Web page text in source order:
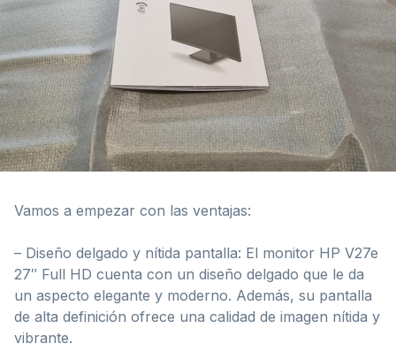
Vamos a empezar con las ventajas:
– Diseño delgado y nítida pantalla: El monitor HP V27e
27″ Full HD cuenta con un diseño delgado que le da
un aspecto elegante y moderno. Además, su pantalla
de alta definición ofrece una calidad de imagen nítida y
vibrante.